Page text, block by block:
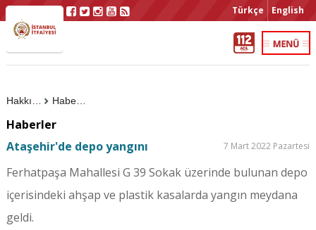
Türkçe English
Haberler
Haberler
Ataşehir'de depo yangını
7 Mart 2022 Pazartesi
Ferhatpaşa Mahallesi G 39 Sokak üzerinde bulunan depo
içerisindeki ahşap ve plastik kasalarda yangın meydana
geldi.